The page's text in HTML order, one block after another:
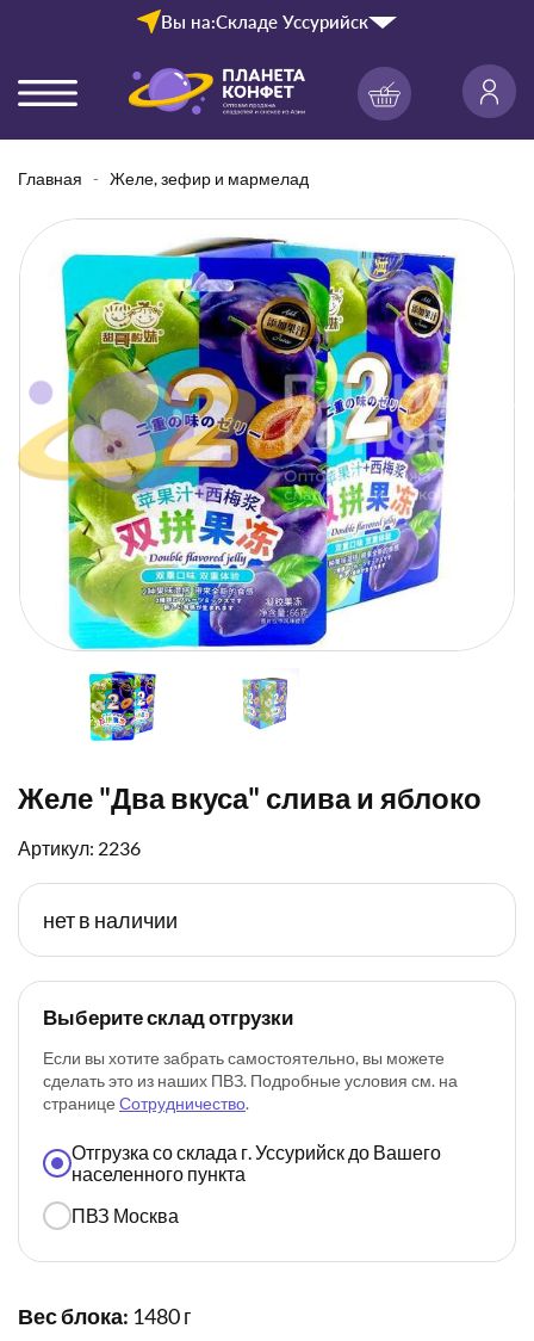
Вы на:Складе Уссурийск
Главная Желе, зефир и мармелад
Желе "Два вкуса" слива и яблоко
Артикул: 2236
нет в наличии
Выберите склад отгрузки
Если вы хотите забрать самостоятельно, вы можете
сделать это из наших ПВЗ. Подробные условия см. на
странице Сотрудничество.
Отгрузка со склада г. Уссурийск до Вашего
населенного пункта
ПВЗ Москва
Вес блока: 1480 г